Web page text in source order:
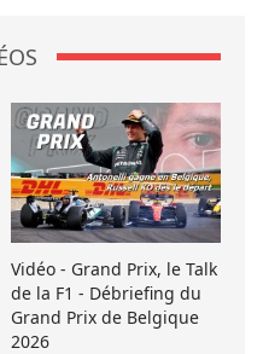
Vidéo - Grand Prix, le Talk
de la F1 - Débriefing du
Grand Prix de Belgique
2026